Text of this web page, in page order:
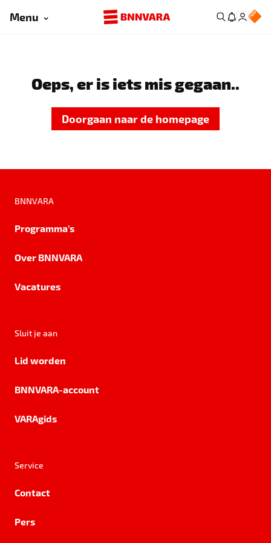
Menu
Oeps, er is iets mis gegaan..
Doorgaan naar de homepage
BNNVARA
Programma's
Over BNNVARA
Vacatures
Sluit je aan
Lid worden
BNNVARA-account
VARAgids
Service
Contact
Pers